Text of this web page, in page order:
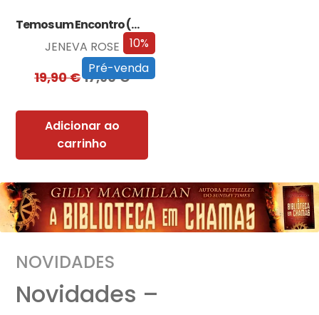
10%
Pré-venda
Temos um Encontro (Outra Vez) – Edição…
JENEVA ROSE
19,90€17,90€
Adicionar ao
carrinho
NOVIDADES
Novidades –